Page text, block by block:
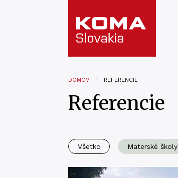
DOMOV REFERENCIE
Referencie
Všetko Materské školy